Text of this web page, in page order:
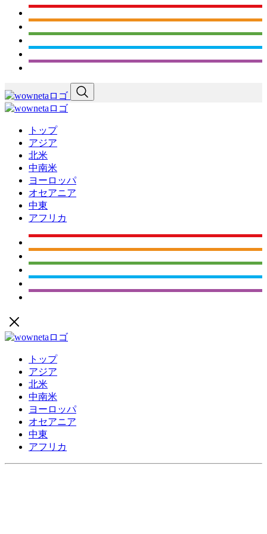
トップ
アジア
北米
中南米
ヨーロッパ
オセアニア
中東
アフリカ
トップ
アジア
北米
中南米
ヨーロッパ
オセアニア
中東
アフリカ